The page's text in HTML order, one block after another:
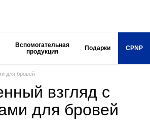
Вспомогательная
продукция
Подарки CPNP
для бровей
взгляд с
для бровей